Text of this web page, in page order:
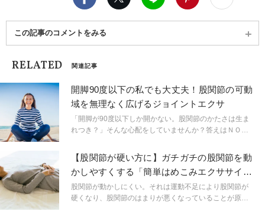
スン"効果を感じ分かりやすい！と人気を集めてい
この記事のコメントをみる
RELATED 関連記事
開脚90度以下の私でも大丈夫！股関節の可動
域を無理なく広げるジョイントエクサ
「開脚が90度以下しか開かない。股関節のかたさは生ま
れつき？」そんな心配をしていませんか？答えはＮＯ！
す。けれどもいきなり股関節に負担をかけるような脚を
前後左右に開くストレッチを行うことはかえって逆効
果。股関節を痛めてしまい、ますますかたくなることも
あるので注意しましょう。今日は股関節の可動域を優し
く広げ、股関節に隙間を作るジョイントエクササイズを
【股関節が硬い方に】ガチガチの股関節を動
かしやすくする「簡単はめこみエクササイ
ズ」2選
股関節が動かしにくい。それは運動不足により股関節が
硬くなり、股関節のはまりが悪くなっていることが原因